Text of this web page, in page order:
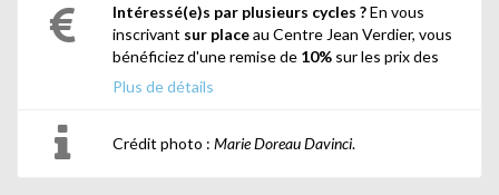
Intéressé(e)s par plusieurs cycles ?En vous
inscrivant sur placeau Centre Jean Verdier, vous
bénéficiez d'une remise de 10% sur les prix des
cours si vous choisissez au moins
Plus de détails
Crédit photo : Marie Doreau Davinci.